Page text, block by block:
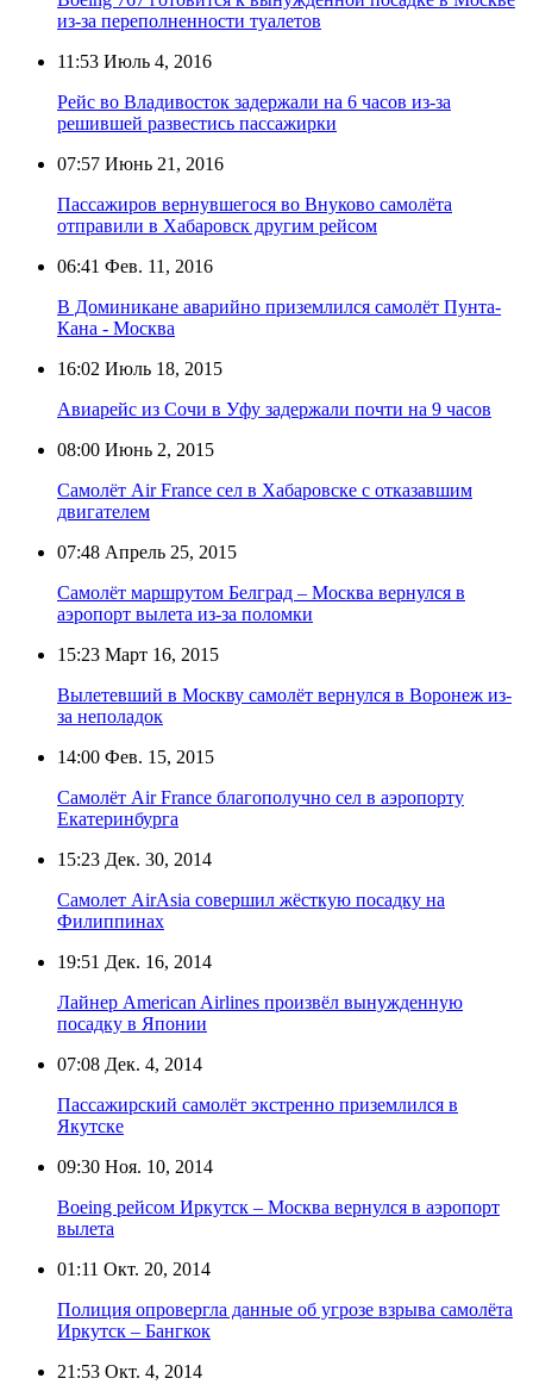
из-за переполненности туалетов
11:53 Июль 4, 2016
Рейс во Владивосток задержали на 6 часов из-за
решившей развестись пассажирки
07:57 Июнь 21, 2016
Пассажиров вернувшегося во Внуково самолёта
отправили в Хабаровск другим рейсом
06:41 Фев. 11, 2016
В Доминикане аварийно приземлился самолёт Пунта-
Кана - Москва
16:02 Июль 18, 2015
Авиарейс из Сочи в Уфу задержали почти на 9 часов
08:00 Июнь 2, 2015
Самолёт Air France сел в Хабаровске с отказавшим
двигателем
07:48 Апрель 25, 2015
Самолёт маршрутом Белград – Москва вернулся в
аэропорт вылета из-за поломки
15:23 Март 16, 2015
Вылетевший в Москву самолёт вернулся в Воронеж из-
за неполадок
14:00 Фев. 15, 2015
Самолёт Air France благополучно сел в аэропорту
Екатеринбурга
15:23 Дек. 30, 2014
Самолет AirAsia совершил жёсткую посадку на
Филиппинах
19:51 Дек. 16, 2014
Лайнер American Airlines произвёл вынужденную
посадку в Японии
07:08 Дек. 4, 2014
Пассажирский самолёт экстренно приземлился в
Якутске
09:30 Ноя. 10, 2014
Boeing рейсом Иркутск – Москва вернулся в аэропорт
вылета
01:11 Окт. 20, 2014
Полиция опровергла данные об угрозе взрыва самолёта
Иркутск – Бангкок
21:53 Окт. 4, 2014